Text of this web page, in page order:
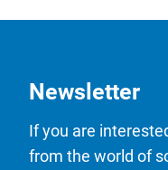
Newsletter
If you are
from the world of